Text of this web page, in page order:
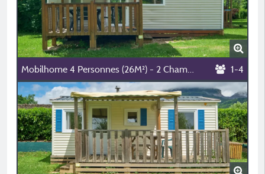
Mobilhome 4 Personnes (26M²) - 2 Chambres (1 Lit 140 + 2 Lits 90) 1-4